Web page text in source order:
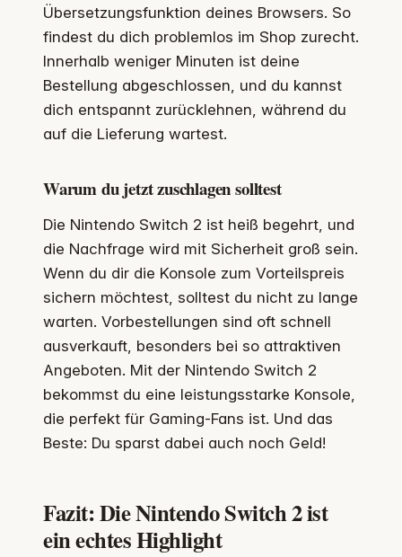
Übersetzungsfunktion deines Browsers. So
findest du dich problemlos im Shop zurecht.
Innerhalb weniger Minuten ist deine
Bestellung abgeschlossen, und du kannst
dich entspannt zurücklehnen, während du
auf die Lieferung wartest.
Warum du jetzt zuschlagen solltest
Die Nintendo Switch 2 ist heiß begehrt, und
die Nachfrage wird mit Sicherheit groß sein.
Wenn du dir die Konsole zum Vorteilspreis
sichern möchtest, solltest du nicht zu lange
warten. Vorbestellungen sind oft schnell
ausverkauft, besonders bei so attraktiven
Angeboten. Mit der Nintendo Switch 2
bekommst du eine leistungsstarke Konsole,
die perfekt für Gaming-Fans ist. Und das
Beste: Du sparst dabei auch noch Geld!
Fazit: Die Nintendo Switch 2 ist
ein echtes Highlight